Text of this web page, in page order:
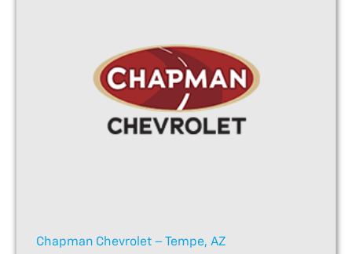
Chapman Chevrolet – Tempe, AZ